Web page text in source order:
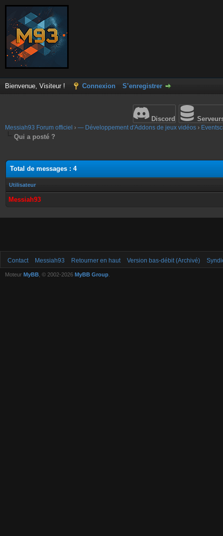
Bienvenue, Visiteur ! Connexion S’enregistrer
Discord
Messiah93 Forum officiel › — Développement d'Addons de jeux vidéos ›
Qui a posté ?
Total de messages : 4
Utilisateur
Messiah93
Contact Messiah93 Retourner en haut Version bas-débit (Archivé)
Moteur MyBB , © 2002-2026 MyBB Group